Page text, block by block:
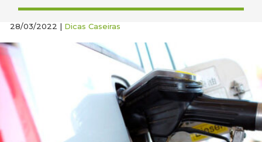
28/03/2022 | Dicas Caseiras